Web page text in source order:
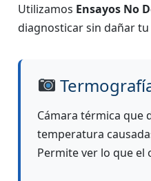
Utilizamos Ensayos No
diagnosticar sin dañar tu
Cámara térmica que
temperatura
Permite ver lo que el